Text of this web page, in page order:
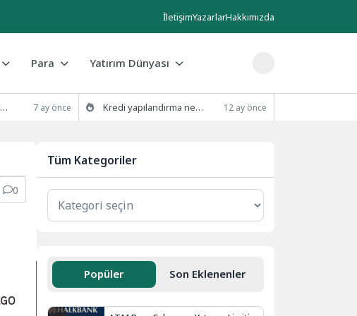
İletişimYazarlarHakkımızda
Para Yatırım Dünyası
7 ay önce Kredi yapılandırma nedir ve nasıl yapılır? 12 ay önce
0
Tüm Kategoriler
Popüler Son Eklenenler